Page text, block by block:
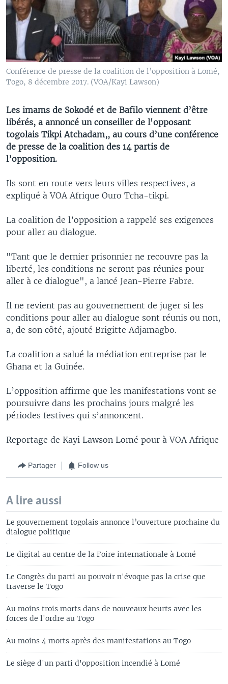
Conférence de presse de la coalition de l’opposition à Lomé,
Togo, 8 décembre 2017. (VOA/Kayi Lawson)
Les imams de Sokodé et de Bafilo viennent d’être
libérés, a annoncé un conseiller de l'opposant
togolais Tikpi Atchadam,, au cours d’une conférence
de presse de la coalition des 14 partis de
l’opposition.
Ils sont en route vers leurs villes respectives, a
expliqué à VOA Afrique Ouro Tcha-tikpi.
La coalition de l’opposition a rappelé ses exigences
pour aller au dialogue.
"Tant que le dernier prisonnier ne recouvre pas la
liberté, les conditions ne seront pas réunies pour
aller à ce dialogue", a lancé Jean-Pierre Fabre.
Il ne revient pas au gouvernement de juger si les
conditions pour aller au dialogue sont réunis ou non,
a, de son côté, ajouté Brigitte Adjamagbo.
La coalition a salué la médiation entreprise par le
Ghana et la Guinée.
L’opposition affirme que les manifestations vont se
poursuivre dans les prochains jours malgré les
périodes festives qui s’annoncent.
Reportage de Kayi Lawson Lomé pour à VOA Afrique
Partager Follow us
A lire aussi
Le gouvernement togolais annonce l’ouverture prochaine du
dialogue politique
Le digital au centre de la Foire internationale à Lomé
Le Congrès du parti au pouvoir n'évoque pas la crise que
traverse le Togo
Au moins trois morts dans de nouveaux heurts avec les
forces de l'ordre au Togo
Au moins 4 morts après des manifestations au Togo
Le siège d'un parti d'opposition incendié à Lomé